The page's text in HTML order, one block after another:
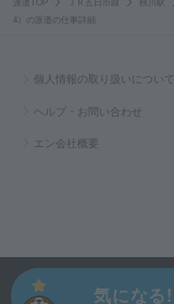
気になる!
4）の派遣の仕事詳細
個人情報の取り扱いについて
ヘルプ・お問い合わせ
エン会社概要